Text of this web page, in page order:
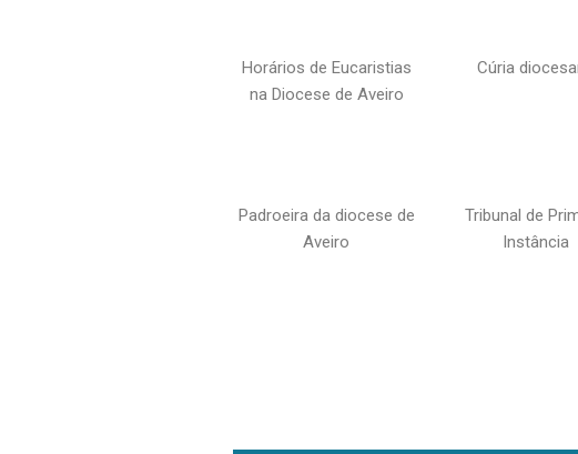
Horários de Eucaristias
na Diocese de Aveiro
Cúria
Padroeira da diocese de
Aveiro
Tribunal de
Instância